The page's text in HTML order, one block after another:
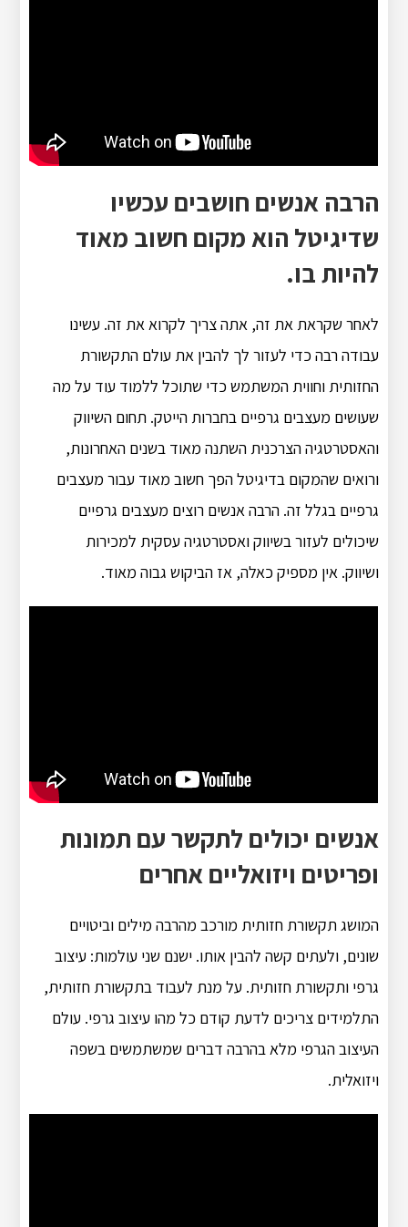
הרבה אנשים חושבים עכשיו
שדיגיטל הוא מקום חשוב מאוד
להיות בו.
לאחר שקראת את זה, אתה צריך לקרוא את זה. עשינו
עבודה רבה כדי לעזור לך להבין את עולם התקשורת
החזותית וחווית המשתמש כדי שתוכל ללמוד עוד על מה
שעושים מעצבים גרפיים בחברות הייטק. תחום השיווק
והאסטרטגיה הצרכנית השתנה מאוד בשנים האחרונות,
ורואים שהמקום בדיגיטל הפך חשוב מאוד עבור מעצבים
גרפיים בגלל זה. הרבה אנשים רוצים מעצבים גרפיים
שיכולים לעזור בשיווק ואסטרטגיה עסקית למכירות
ושיווק. אין מספיק כאלה, אז הביקוש גבוה מאוד.
אנשים יכולים לתקשר עם תמונות
ופריטים ויזואליים אחרים
המושג תקשורת חזותית מורכב מהרבה מילים וביטויים
שונים, ולעתים קשה להבין אותו. ישנם שני עולמות: עיצוב
גרפי ותקשורת חזותית. על מנת לעבוד בתקשורת חזותית,
התלמידים צריכים לדעת קודם כל מהו עיצוב גרפי. עולם
העיצוב הגרפי מלא בהרבה דברים שמשתמשים בשפה
ויזואלית.